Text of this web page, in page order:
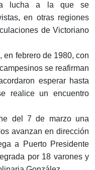
lucha a la que se
en otras regiones
de Victoriano
en febrero de 1980, con
se reafirman
esperar hasta
realice un encuentro
del 7 de marzo una
avanzan en dirección
a Puerto Presidente
por 18 varones y